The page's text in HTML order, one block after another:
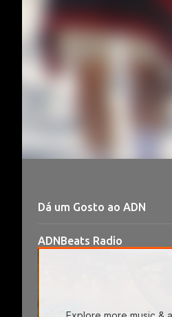
Dá um Gosto ao ADN
ADNBeats Radio